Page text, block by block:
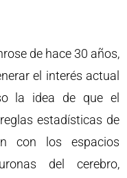
de hace 30 años,
el interés actual
la idea de que el
estadísticas de
con los espacios
del cerebro,